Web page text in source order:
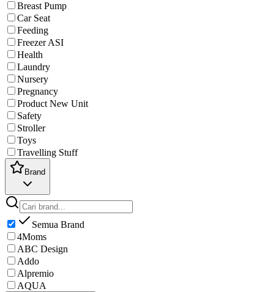
Breast Pump
Car Seat
Feeding
Freezer ASI
Health
Laundry
Nursery
Pregnancy
Product New Unit
Safety
Stroller
Toys
Travelling Stuff
Brand
Semua Brand
4Moms
ABC Design
Addo
Alpremio
AQUA